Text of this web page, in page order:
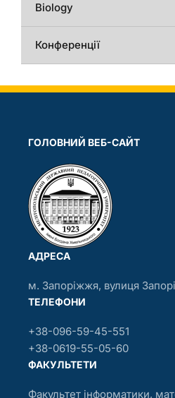
Biology
Конференції
ГОЛОВНИЙ ВЕБ-САЙТ
АДРЕСА
м. Запоріжжя, вулиця
ТЕЛЕФОНИ
+38-096-59-45-551
+38-0619-55-05-60
ФАКУЛЬТЕТИ
Факультет інформатики,